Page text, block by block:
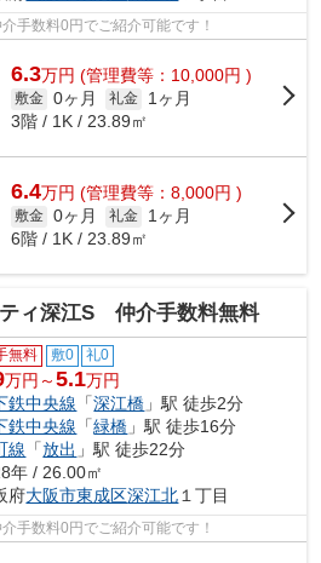
手数料0円でご紹介可能です！
6.3万円 (管理費等：10,000円 )
敷金 0ヶ月 礼金
1ヶ月
3階 / 1K / 23.89㎡
6.4万円 (管理費等：8,000円 )
敷金 0ヶ月 礼金
1ヶ月
6階 / 1K / 23.89㎡
ィ深江S 仲介手数料無料
無料 敷0 礼0
万円～5.1万円
鉄中央線 「深江橋 」駅 徒歩2分
鉄中央線 「緑橋 」駅 徒歩16分
線 「放出 」駅 徒歩22分
年 / 26.00㎡
府大阪市東成区深江北 １丁目
手数料0円でご紹介可能です！